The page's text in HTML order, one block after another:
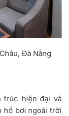
Đà Nẵng
trúc hiện đại và
hồ bơi ngoài trời